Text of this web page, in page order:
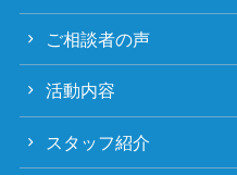
ご相談者の声
活動内容
スタッフ紹介